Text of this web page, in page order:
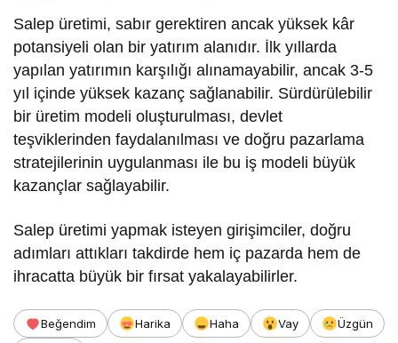
Salep üretimi, sabır gerektiren ancak yüksek kâr
potansiyeli olan bir yatırım alanıdır. İlk yıllarda
yapılan yatırımın karşılığı alınamayabilir, ancak 3-5
yıl içinde yüksek kazanç sağlanabilir. Sürdürülebilir
bir üretim modeli oluşturulması, devlet
teşviklerinden faydalanılması ve doğru pazarlama
stratejilerinin uygulanması ile bu iş modeli büyük
kazançlar sağlayabilir.
Salep üretimi yapmak isteyen girişimciler, doğru
adımları attıkları takdirde hem iç pazarda hem de
ihracatta büyük bir fırsat yakalayabilirler.
Beğendim Harika Haha Vay Üzgün